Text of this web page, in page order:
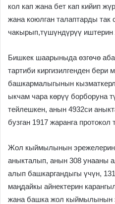
кол кап жана бет кап кийип
жана коюлган талаптарды так
чакырып,түшүндүрүү иштерин
Бишкек шаарыныда өзгөчө
тартиби киргизилгенден
башкармалыгынын
ыкчам чара көрүү борборуна
тейлешкен, анын 4932си
бузган 1917 жаранга протокол
Жол кыймылынын эрежелерин
аныкталып, анын 308 унааны
алып башкаргандыгы үчүн,
маңдайкы айнектерин
жана башка жол кыймылынын